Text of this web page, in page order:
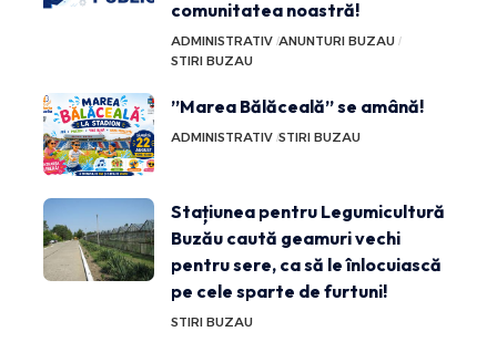
comunitatea noastră!
ADMINISTRATIV ANUNTURI BUZAU
STIRI BUZAU
”Marea Bălăceală” se amână!
ADMINISTRATIV STIRI BUZAU
Stațiunea pentru Legumicultură
Buzău caută geamuri vechi
pentru sere, ca să le înlocuiască
pe cele sparte de furtuni!
STIRI BUZAU